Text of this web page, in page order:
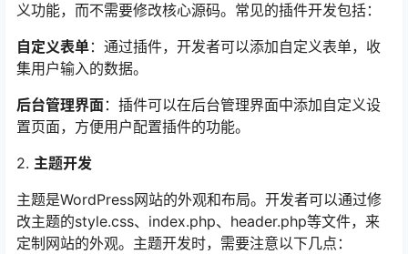
义功能，而不需要修改核心源码。常见的插件开发包括：
自定义表单：通过插件，开发者可以添加自定义表单，收
集用户输入的数据。
后台管理界面：插件可以在后台管理界面中添加自定义设
置页面，方便用户配置插件的功能。
2. 主题开发
主题是WordPress网站的外观和布局。开发者可以通过修
改主题的style.css、index.php、header.php等文件，来
定制网站的外观。主题开发时，需要注意以下几点：